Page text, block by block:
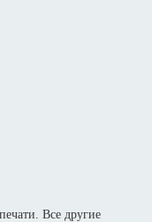
Все другие